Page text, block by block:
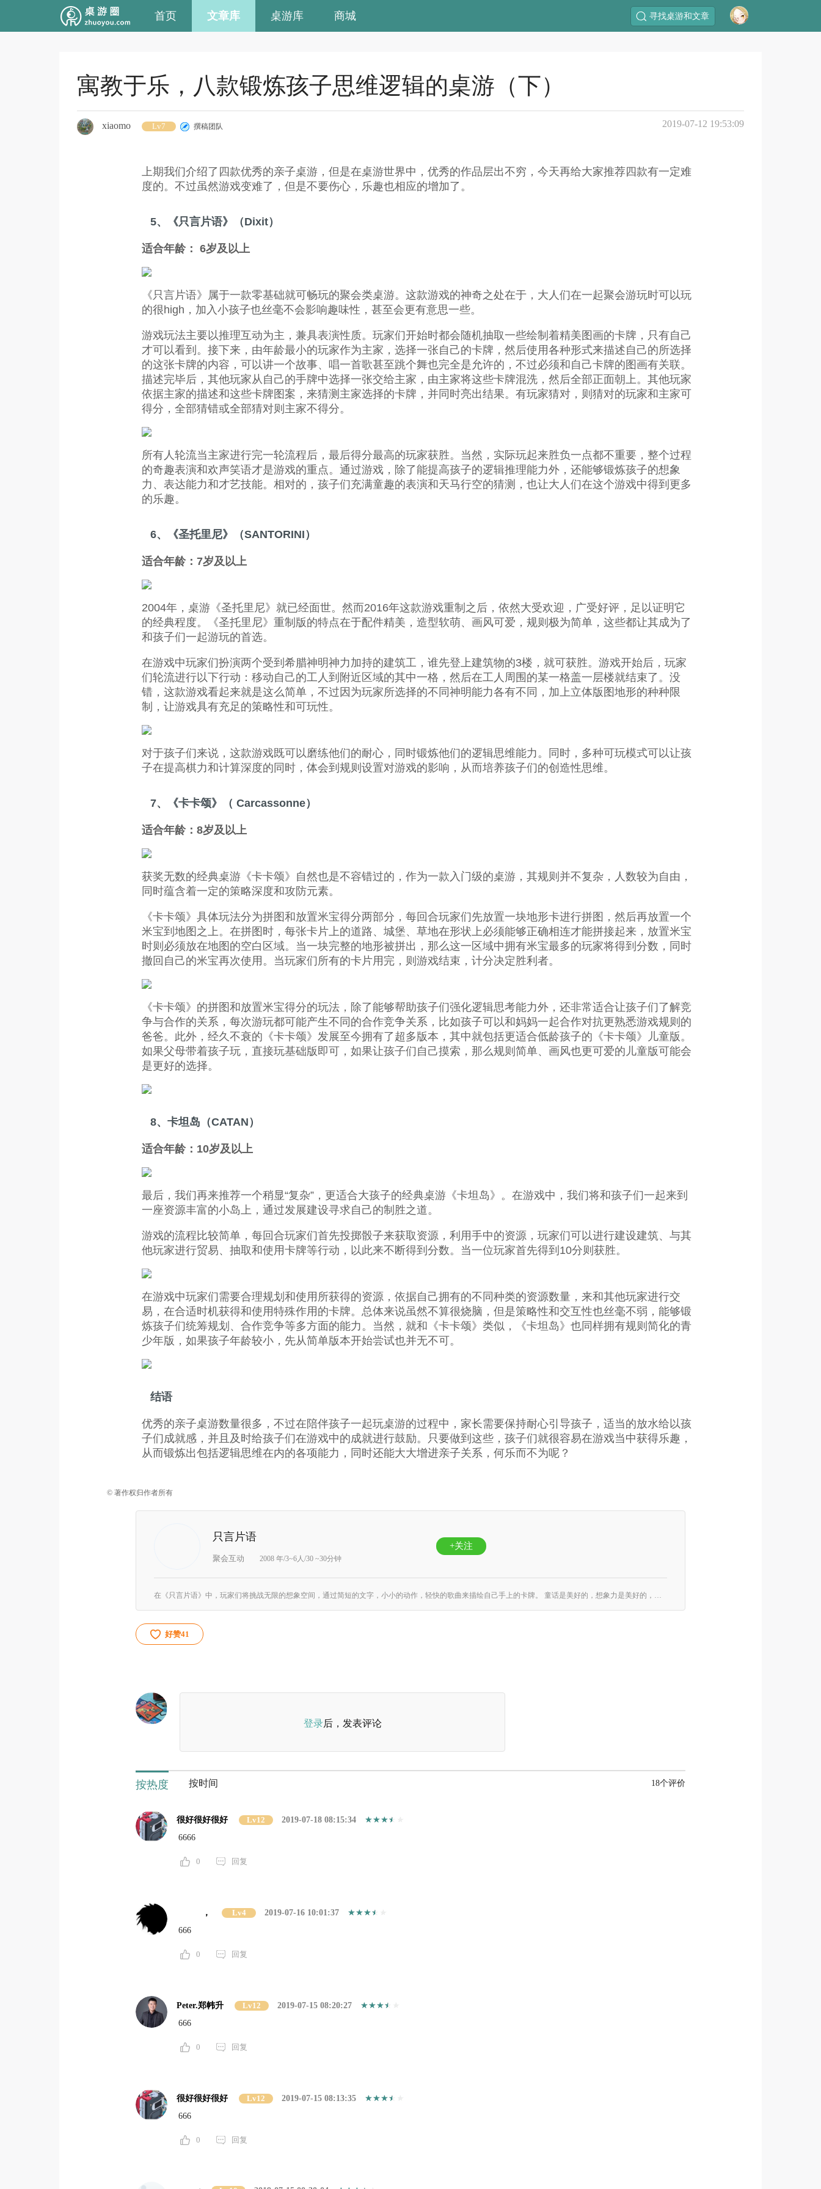
首页 文章库 桌游库 商城 寻找桌游和文章
寓教于乐，八款锻炼孩子思维逻辑的桌游（下）
xiaomo Lv7 撰稿团队 2019-07-12 19:53:09
上期我们介绍了四款优秀的亲子桌游，但是在桌游世界中，优秀的作品层出不穷，今天再给大家推荐四款有一定难
度的。不过虽然游戏变难了，但是不要伤心，乐趣也相应的增加了。
5、《只言片语》（Dixit）
适合年龄： 6岁及以上
《只言片语》属于一款零基础就可畅玩的聚会类桌游。这款游戏的神奇之处在于，大人们在一起聚会游玩时可以玩
的很high，加入小孩子也丝毫不会影响趣味性，甚至会更有意思一些。
游戏玩法主要以推理互动为主，兼具表演性质。玩家们开始时都会随机抽取一些绘制着精美图画的卡牌，只有自己
才可以看到。接下来，由年龄最小的玩家作为主家，选择一张自己的卡牌，然后使用各种形式来描述自己的所选择
的这张卡牌的内容，可以讲一个故事、唱一首歌甚至跳个舞也完全是允许的，不过必须和自己卡牌的图画有关联。
描述完毕后，其他玩家从自己的手牌中选择一张交给主家，由主家将这些卡牌混洗，然后全部正面朝上。其他玩家
依据主家的描述和这些卡牌图案，来猜测主家选择的卡牌，并同时亮出结果。有玩家猜对，则猜对的玩家和主家可
得分，全部猜错或全部猜对则主家不得分。
所有人轮流当主家进行完一轮流程后，最后得分最高的玩家获胜。当然，实际玩起来胜负一点都不重要，整个过程
的奇趣表演和欢声笑语才是游戏的重点。通过游戏，除了能提高孩子的逻辑推理能力外，还能够锻炼孩子的想象
力、表达能力和才艺技能。相对的，孩子们充满童趣的表演和天马行空的猜测，也让大人们在这个游戏中得到更多
的乐趣。
6、《圣托里尼》（SANTORINI）
适合年龄：7岁及以上
2004年，桌游《圣托里尼》就已经面世。然而2016年这款游戏重制之后，依然大受欢迎，广受好评，足以证明它
的经典程度。《圣托里尼》重制版的特点在于配件精美，造型软萌、画风可爱，规则极为简单，这些都让其成为了
和孩子们一起游玩的首选。
在游戏中玩家们扮演两个受到希腊神明神力加持的建筑工，谁先登上建筑物的3楼，就可获胜。游戏开始后，玩家
们轮流进行以下行动：移动自己的工人到附近区域的其中一格，然后在工人周围的某一格盖一层楼就结束了。没
错，这款游戏看起来就是这么简单，不过因为玩家所选择的不同神明能力各有不同，加上立体版图地形的种种限
制，让游戏具有充足的策略性和可玩性。
对于孩子们来说，这款游戏既可以磨练他们的耐心，同时锻炼他们的逻辑思维能力。同时，多种可玩模式可以让孩
子在提高棋力和计算深度的同时，体会到规则设置对游戏的影响，从而培养孩子们的创造性思维。
7、《卡卡颂》（ Carcassonne）
适合年龄：8岁及以上
获奖无数的经典桌游《卡卡颂》自然也是不容错过的，作为一款入门级的桌游，其规则并不复杂，人数较为自由，
同时蕴含着一定的策略深度和攻防元素。
《卡卡颂》具体玩法分为拼图和放置米宝得分两部分，每回合玩家们先放置一块地形卡进行拼图，然后再放置一个
米宝到地图之上。在拼图时，每张卡片上的道路、城堡、草地在形状上必须能够正确相连才能拼接起来，放置米宝
时则必须放在地图的空白区域。当一块完整的地形被拼出，那么这一区域中拥有米宝最多的玩家将得到分数，同时
撤回自己的米宝再次使用。当玩家们所有的卡片用完，则游戏结束，计分决定胜利者。
《卡卡颂》的拼图和放置米宝得分的玩法，除了能够帮助孩子们强化逻辑思考能力外，还非常适合让孩子们了解竞
争与合作的关系，每次游玩都可能产生不同的合作竞争关系，比如孩子可以和妈妈一起合作对抗更熟悉游戏规则的
爸爸。此外，经久不衰的《卡卡颂》发展至今拥有了超多版本，其中就包括更适合低龄孩子的《卡卡颂》儿童版。
如果父母带着孩子玩，直接玩基础版即可，如果让孩子们自己摸索，那么规则简单、画风也更可爱的儿童版可能会
是更好的选择。
8、卡坦岛（CATAN）
适合年龄：10岁及以上
最后，我们再来推荐一个稍显“复杂”，更适合大孩子的经典桌游《卡坦岛》。在游戏中，我们将和孩子们一起来到
一座资源丰富的小岛上，通过发展建设寻求自己的制胜之道。
游戏的流程比较简单，每回合玩家们首先投掷骰子来获取资源，利用手中的资源，玩家们可以进行建设建筑、与其
他玩家进行贸易、抽取和使用卡牌等行动，以此来不断得到分数。当一位玩家首先得到10分则获胜。
在游戏中玩家们需要合理规划和使用所获得的资源，依据自己拥有的不同种类的资源数量，来和其他玩家进行交
易，在合适时机获得和使用特殊作用的卡牌。总体来说虽然不算很烧脑，但是策略性和交互性也丝毫不弱，能够锻
炼孩子们统筹规划、合作竞争等多方面的能力。当然，就和《卡卡颂》类似，《卡坦岛》也同样拥有规则简化的青
少年版，如果孩子年龄较小，先从简单版本开始尝试也并无不可。
结语
优秀的亲子桌游数量很多，不过在陪伴孩子一起玩桌游的过程中，家长需要保持耐心引导孩子，适当的放水给以孩
子们成就感，并且及时给孩子们在游戏中的成就进行鼓励。只要做到这些，孩子们就很容易在游戏当中获得乐趣，
从而锻炼出包括逻辑思维在内的各项能力，同时还能大大增进亲子关系，何乐而不为呢？
© 著作权归作者所有
只言片语
聚会互动 2008 年/3~6人/30 ~30分钟
+关注
在《只言片语》中，玩家们将挑战无限的想象空间，通过简短的文字，小小的动作，轻快的歌曲来描绘自己手上的卡牌。 童话是美好的，想象力是美好的，图画也是美好的，当美好的都在你的面前，你该如何表达呢？ “我会唱歌”“我会朗诵”“我来个成语”……甚至“看我眼神”都可以成为最好的表达方式。不过为了取胜，可不是要你表达得多么准确，恰到好处才是最好。
好赞41
登录后，发表评论
按热度 按时间 18个评价
很好很好很好 Lv12
2019-07-18 08:15:34
6666
0 回复
， Lv4
2019-07-16 10:01:37
666
0 回复
Peter.郑帏升 Lv12
2019-07-15 08:20:27
666
0 回复
很好很好很好 Lv12
2019-07-15 08:13:35
666
0 回复